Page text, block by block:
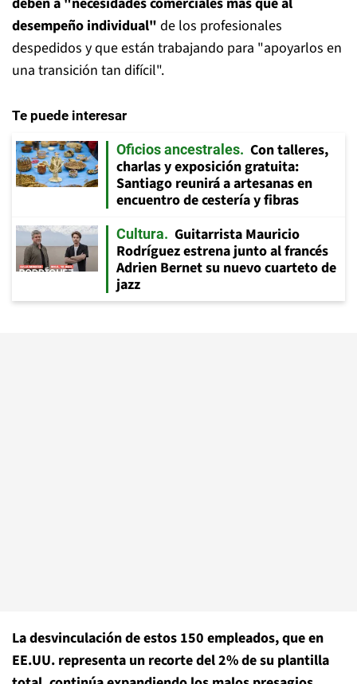
desempeño individual" de los profesionales
despedidos y que están trabajando para "apoyarlos en
una transición tan difícil".
Te puede interesar
Oficios ancestrales
Con talleres,
charlas y exposición gratuita:
Santiago reunirá a artesanas en
encuentro de cestería y fibras
Cultura
Guitarrista Mauricio
Rodríguez estrena junto al francés
Adrien Bernet su nuevo cuarteto de
jazz
La desvinculación de estos 150 empleados, que en
EE.UU. representa un recorte del 2% de su plantilla